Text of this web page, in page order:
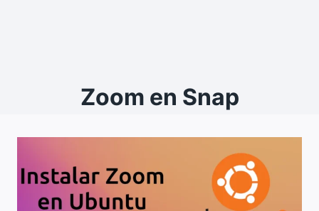
Zoom en Snap